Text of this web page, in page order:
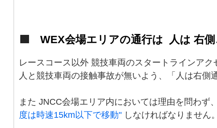
WEX会場エリアの通行は 人は 右
レースコース以外 競技車両のスタートラインア
人と競技車両の接触事故が無いよう、「人は右
また JNCC会場エリア内においては理由を問わず
度は時速15km以下で移動"しなければなりません